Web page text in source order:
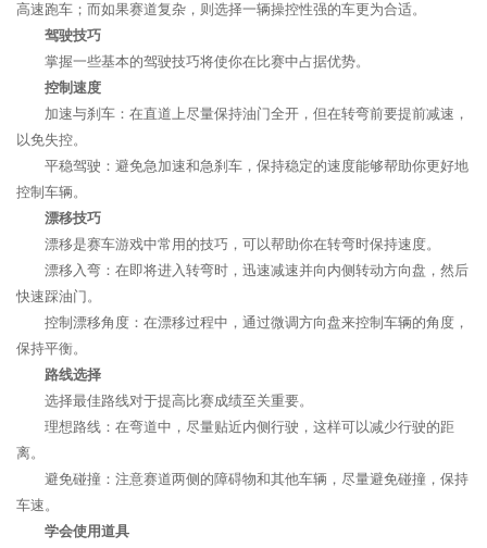
高速跑车；而如果赛道复杂，则选择一辆操控性强的车更为合适。
驾驶技巧
掌握一些基本的驾驶技巧将使你在比赛中占据优势。
控制速度
加速与刹车：在直道上尽量保持油门全开，但在转弯前要提前减速，
以免失控。
平稳驾驶：避免急加速和急刹车，保持稳定的速度能够帮助你更好地
控制车辆。
漂移技巧
漂移是赛车游戏中常用的技巧，可以帮助你在转弯时保持速度。
漂移入弯：在即将进入转弯时，迅速减速并向内侧转动方向盘，然后
快速踩油门。
控制漂移角度：在漂移过程中，通过微调方向盘来控制车辆的角度，
保持平衡。
路线选择
选择最佳路线对于提高比赛成绩至关重要。
理想路线：在弯道中，尽量贴近内侧行驶，这样可以减少行驶的距
离。
避免碰撞：注意赛道两侧的障碍物和其他车辆，尽量避免碰撞，保持
车速。
学会使用道具